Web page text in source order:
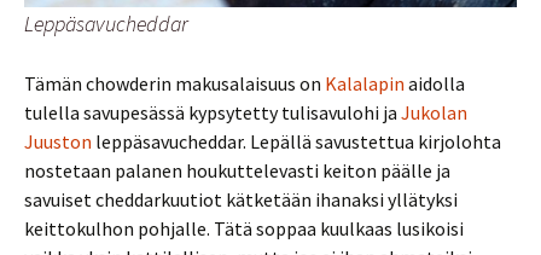
Leppäsavucheddar
Tämän chowderin makusalaisuus on Kalalapin aidolla
tulella savupesässä kypsytetty tulisavulohi ja Jukolan
Juuston leppäsavucheddar. Lepällä savustettua kirjolohta
nostetaan palanen houkuttelevasti keiton päälle ja
savuiset cheddarkuutiot kätketään ihanaksi yllätyksi
keittokulhon pohjalle. Tätä soppaa kuulkaas lusikoisi